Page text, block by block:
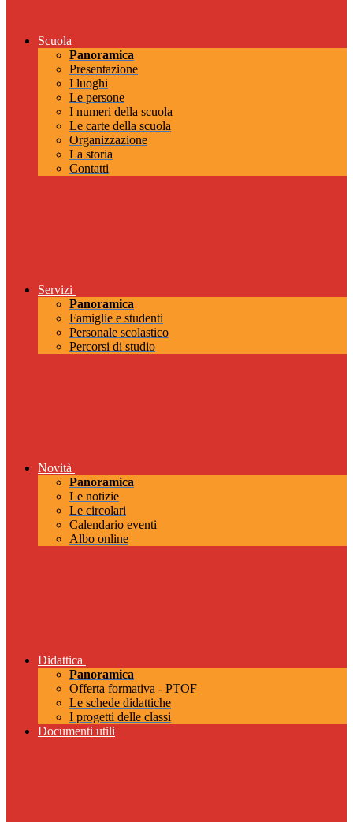
Scuola
Panoramica
Presentazione
I luoghi
Le persone
I numeri della scuola
Le carte della scuola
Organizzazione
La storia
Contatti
Servizi
Panoramica
Famiglie e studenti
Personale scolastico
Percorsi di studio
Novità
Panoramica
Le notizie
Le circolari
Calendario eventi
Albo online
Didattica
Panoramica
Offerta formativa - PTOF
Le schede didattiche
I progetti delle classi
Documenti utili